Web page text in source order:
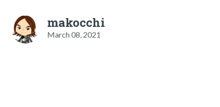
makocchi
March 08, 2021